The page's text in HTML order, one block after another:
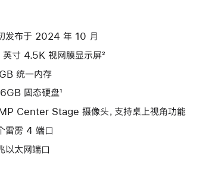
发布于 2024 年 10 月
寸 4.5K 视网膜显示屏²
统一内存
固态硬盘¹
Center Stage 摄像头，支持桌上视角功能
雷雳 4 端口
以太网端口